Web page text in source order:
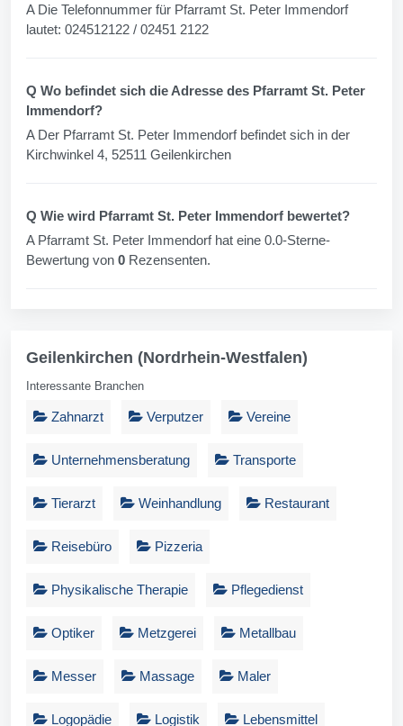
A Die Telefonnummer für Pfarramt St. Peter Immendorf
lautet: 024512122 / 02451 2122
Q Wo befindet sich die Adresse des Pfarramt St. Peter
Immendorf?
A Der Pfarramt St. Peter Immendorf befindet sich in der
Kirchwinkel 4, 52511 Geilenkirchen
Q Wie wird Pfarramt St. Peter Immendorf bewertet?
A Pfarramt St. Peter Immendorf hat eine 0.0-Sterne-
Bewertung von 0 Rezensenten.
Geilenkirchen (Nordrhein-Westfalen)
Interessante Branchen
Zahnarzt Verputzer Vereine
Unternehmensberatung Transporte
Tierarzt Weinhandlung Restaurant
Reisebüro Pizzeria
Physikalische Therapie Pflegedienst
Optiker Metzgerei Metallbau
Messer Massage Maler
Logopädie Logistik Lebensmittel